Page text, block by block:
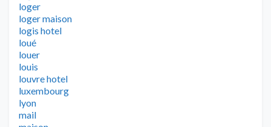
loger
loger maison
logis hotel
loué
louer
louis
louvre hotel
luxembourg
lyon
mail